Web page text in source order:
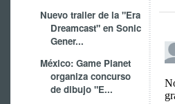
Nuevo trailer de la "Era
Dreamcast" en Sonic
Gener...
México: Game Planet
organiza concurso
de dibujo "E...